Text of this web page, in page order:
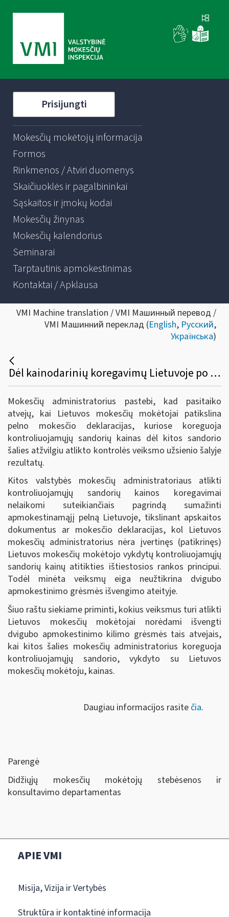
Prisijungti
Mokesčių mokėtojų informacija
Formos
Rinkmenos / Atviri duomenys
Skaičiuoklės ir pagalbininkai
Sąskaitos ir įmokų kodai
Mokesčių žinynas
Mokesčių kalendorius
Seminarai
Tarptautinis apmokestinimas
Kontaktai / Apklausa
VMI Machine translation / VMI Машинный перевод /
VMI Машинний переклад (English, Русский,
Українська)
Dėl kainodarinių koregavimų Lietuvoje po kontrahento šalyje atlikto mokestinio patikrinimo
Mokesčių administratorius pastebi, kad pasitaiko
atvejų, kai Lietuvos mokesčių mokėtojai patikslina
pelno mokesčio deklaracijas, kuriose koreguoja
kontroliuojamųjų sandorių kainas dėl kitos sandorio
šalies atžvilgiu atlikto kontrolės veiksmo užsienio šalyje
rezultatų.
Kitos valstybės mokesčių administratoriaus atlikti
kontroliuojamųjų sandorių kainos koregavimai
nelaikomi suteikiančiais pagrindą sumažinti
apmokestinamąjį pelną Lietuvoje, tikslinant apskaitos
dokumentus ar mokesčio deklaracijas, kol Lietuvos
mokesčių administratorius nėra įvertinęs (patikrinęs)
Lietuvos mokesčių mokėtojo vykdytų kontroliuojamųjų
sandorių kainų atitikties ištiestosios rankos principui.
Todėl minėta veiksmų eiga neužtikrina dvigubo
apmokestinimo grėsmės išvengimo ateityje.
Šiuo raštu siekiame priminti, kokius veiksmus turi atlikti
Lietuvos mokesčių mokėtojai norėdami išvengti
dvigubo apmokestinimo kilimo grėsmės tais atvejais,
kai kitos šalies mokesčių administratorius koreguoja
kontroliuojamųjų sandorio, vykdyto su Lietuvos
mokesčių mokėtoju, kainas.
Daugiau informacijos rasite čia.
Parengė
Didžiųjų mokesčių mokėtojų stebėsenos ir
konsultavimo departamentas
APIE VMI
Misija, Vizija ir Vertybės
Struktūra ir kontaktinė informacija